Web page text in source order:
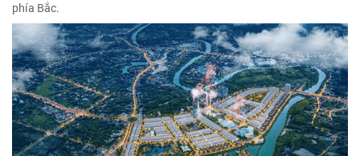
phía Bắc.